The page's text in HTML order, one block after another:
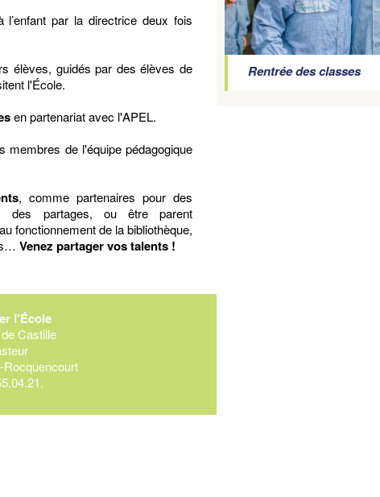
par la directrice deux fois
élèves, guidés par des élèves de
l'École.
en partenariat avec l'APEL.
membres de l'équipe pédagogique
, comme partenaires pour des
des partages, ou être parent
fonctionnement de la bibliothèque,
Venez partager vos talents !
l'École
Castille
Rentrée des classes